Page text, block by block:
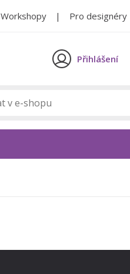
Workshopy Pro designéry
Přihlášení